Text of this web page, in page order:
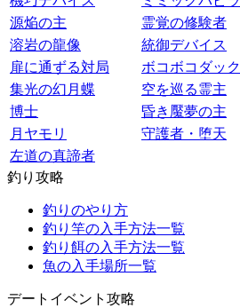
源焔の主
霊覚の修験者
溶岩の龍像
統御デバイス
扉に通ずる対局
ボコボコダック
集光の幻月蝶
空を巡る霊主
博士
昏き魘夢の主
月ヤモリ
守護者・堕天
左道の真諦者
釣り攻略
釣りのやり方
釣り竿の入手方法一覧
釣り餌の入手方法一覧
魚の入手場所一覧
デートイベント攻略